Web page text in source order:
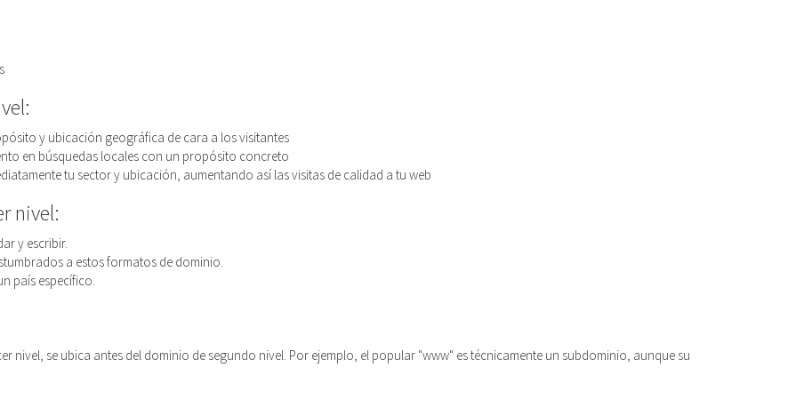
y ubicación geográfica de cara a los visitantes
en búsquedas locales con un propósito concreto
tu sector y ubicación, aumentando así las visitas de calidad a tu web
nivel:
y escribir.
a estos formatos de dominio.
país específico.
se ubica antes del dominio de segundo nivel. Por ejemplo, el popular "www" es técnicamente un subdominio, aunque su